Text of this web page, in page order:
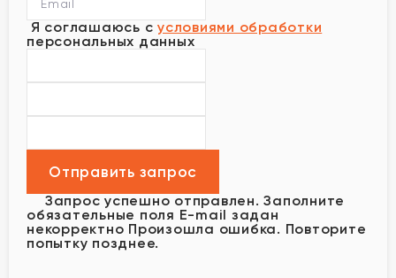
Я соглашаюсь с условиями обработки
персональных данных
Запрос успешно отправлен. Заполните
обязательные поля E-mail задан
некорректно Произошла ошибка. Повторите
попытку позднее.